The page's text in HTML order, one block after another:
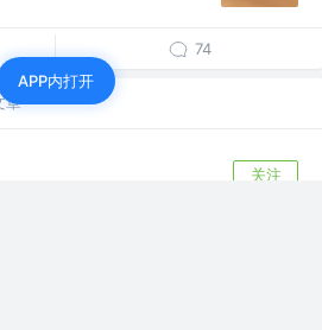
74
章
关注
APP内打开